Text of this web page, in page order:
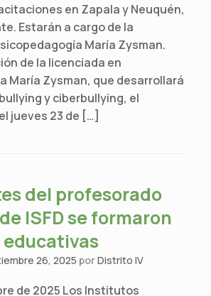
en Zapala y Neuquén,
Estarán a cargo de la
María Zysman.
de la licenciada en
María Zysman, que desarrollará
y ciberbullying, el
jueves 23 de […]
del profesorado
ISFD se formaron
26, 2025 porDistrito IV
de 2025 Los Institutos